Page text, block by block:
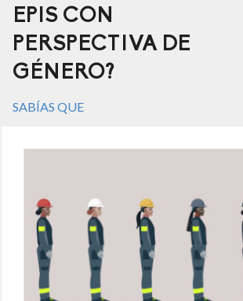
EPIS CON
PERSPECTIVA DE
GÉNERO?
SABÍAS QUE